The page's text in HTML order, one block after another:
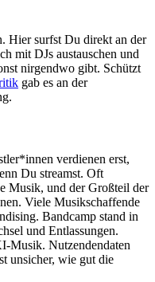
Hier surfst Du direkt an der
mit DJs austauschen und
nirgendwo gibt. Schützt
gab es an der
verdienen erst,
Du streamst. Oft
Musik, und der Großteil der
Viele Musikschaffende
Bandcamp stand in
und Entlassungen.
Musik. Nutzendendaten
unsicher, wie gut die